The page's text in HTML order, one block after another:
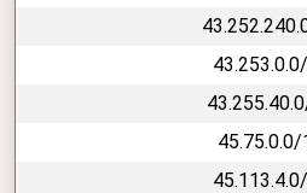
45.75.0.0/